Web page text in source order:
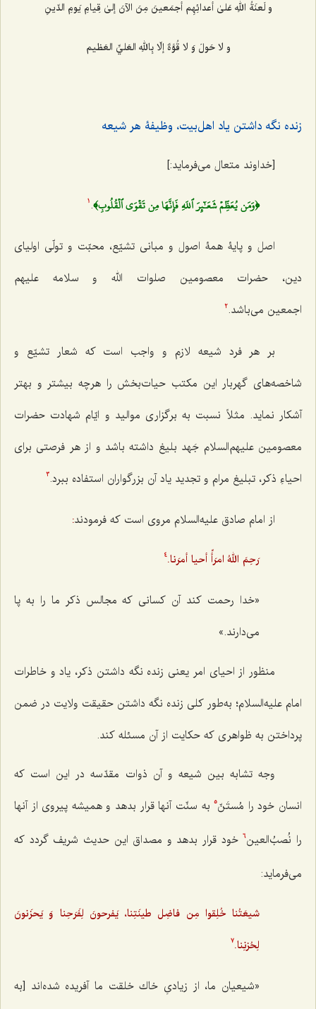
و لَعنَةُ اللهِ عَلیٰ أعدائِهِم أجمَعينَ مِنَ الآنَ إلىٰ قِيامِ يَومِ الدّينِ
و لا حَولَ وَ لا قُوَّةَ إلّا بِاللهِ العَليِّ العَظيم‌
زنده نگه ‌داشتن یاد اهل‌بیت، وظیفۀ هر شیعه
[خداوند متعال می‌فرماید:]
﴿وَمَن يُعَظِّمۡ شَعَـٰٓئِرَ ٱللَهِ فَإِنَّهَا مِن تَقۡوَى ٱلۡقُلُوبِ﴾.
1
اصل و پایۀ همۀ اصول و مبانی تشیّع، محبّت و تولّی اولیای
دین، حضرات معصومین صلوات الله و سلامه علیهم
اجمعین می‌باشد.2
بر هر فرد شیعه لازم و واجب است که شعار تشیّع و
شاخصه‌های گهربار این مکتب حیات‌بخش را هرچه بیشتر و بهتر
آشکار نماید. مثلاً نسبت به برگزاری موالید و ایّام شهادت حضرات
معصومین علیهم‌السلام جَهد بلیغ داشته باشد و از هر فرصتی برای
احیاءِ ذکر، تبلیغ مرام و تجدید یاد آن بزرگواران استفاده ببرد.3
از امام صادق علیه‌السلام مروی است که فرمودند:
رَحِمَ اللهُ امرَأً أحيا أمرَنا.4
«خدا رحمت کند آن کسانی که مجالس ذکر ما را به پا
می‌دارند.»
منظور از احيای امر يعنى زنده نگه داشتن ذكر، ياد و خاطرات
امام عليه‌السلام؛ به‌طور كلى زنده نگه‌ داشتن حقيقت ولايت در ضمن
پرداختن به ظواهرى كه حكايت از آن مسئله كند.
وجه تشابه بين شيعه و آن ذوات مقدّسه در اين است كه
انسان خود را مُستَنّ5به سنّت آنها قرار بدهد و هميشه پيروى از آنها
را نُصبُ‌العين6خود قرار بدهد و مصداق این حدیث شریف گردد که
می‌فرماید:
شيعَتُنا خُلِقوا مِن فاضِل طينَتِنا، يَفرحونَ لِفَرَحِنا وَ يَحزَنونَ
لِحُزنِنا.7
«شيعيان ما، از زيادىِ خاك خلقت ما آفريده شده‌اند [به